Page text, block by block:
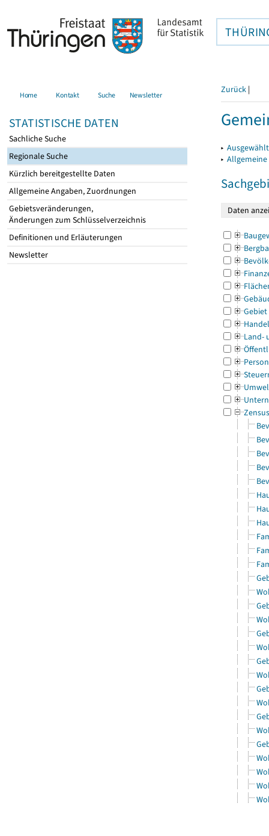
Home Kontakt Suche Newsletter
STATISTISCHE DATEN
Sachliche Suche
Regionale Suche
Kürzlich bereitgestellte Daten
Allgemeine Angaben, Zuordnungen
Gebietsveränderungen,
Änderungen zum Schlüsselverzeichnis
Definitionen und Erläuterungen
Newsletter
Zurück |
▸
▸
Gebiet
Land-
Zensus